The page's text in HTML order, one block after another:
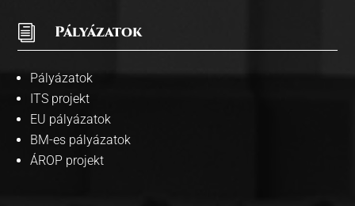
i Pályázatok
Pályázatok
ITS projekt
EU pályázatok
BM-es pályázatok
ÁROP projekt